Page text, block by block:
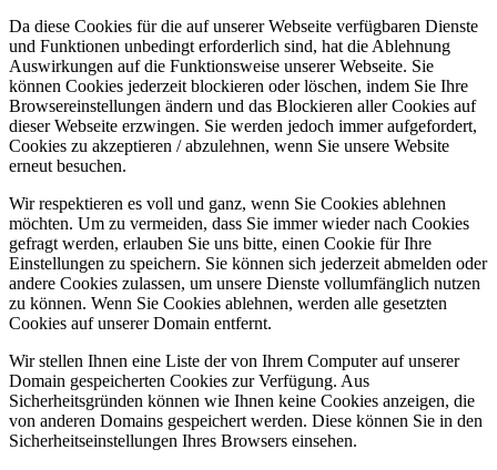
Da diese Cookies für die auf unserer Webseite verfügbaren Dienste
und Funktionen unbedingt erforderlich sind, hat die Ablehnung
Auswirkungen auf die Funktionsweise unserer Webseite. Sie
können Cookies jederzeit blockieren oder löschen, indem Sie Ihre
Browsereinstellungen ändern und das Blockieren aller Cookies auf
dieser Webseite erzwingen. Sie werden jedoch immer aufgefordert,
Cookies zu akzeptieren / abzulehnen, wenn Sie unsere Website
erneut besuchen.
Wir respektieren es voll und ganz, wenn Sie Cookies ablehnen
möchten. Um zu vermeiden, dass Sie immer wieder nach Cookies
gefragt werden, erlauben Sie uns bitte, einen Cookie für Ihre
Einstellungen zu speichern. Sie können sich jederzeit abmelden oder
andere Cookies zulassen, um unsere Dienste vollumfänglich nutzen
zu können. Wenn Sie Cookies ablehnen, werden alle gesetzten
Cookies auf unserer Domain entfernt.
Wir stellen Ihnen eine Liste der von Ihrem Computer auf unserer
Domain gespeicherten Cookies zur Verfügung. Aus
Sicherheitsgründen können wie Ihnen keine Cookies anzeigen, die
von anderen Domains gespeichert werden. Diese können Sie in den
Sicherheitseinstellungen Ihres Browsers einsehen.